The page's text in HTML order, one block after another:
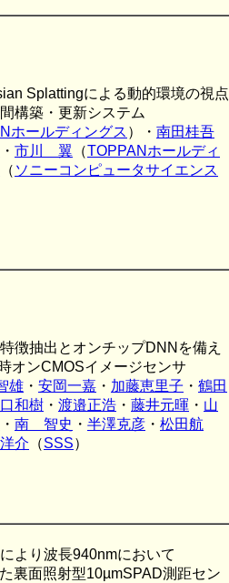
Splattingによる動的環境の視点
構築・更新システム
ホールディングス ）・ 南田桂吾
・ 市川 翼 （TOPPANホールディ
（ ソニーコンピュータサイエンス
徴抽出とオンチップDNNを備え
オンCMOSイメージセンサ
雄 ・ 安岡一嘉 ・ 加藤恵里子 ・ 鶴田
和樹 ・ 渡邉正浩 ・ 藤井元暉 ・ 山
・ 南 智史 ・ 半澤克彦 ・ 松田航
介 （SSS）
より波長940nmにおいて
裏面照射型10µmSPAD測距セン